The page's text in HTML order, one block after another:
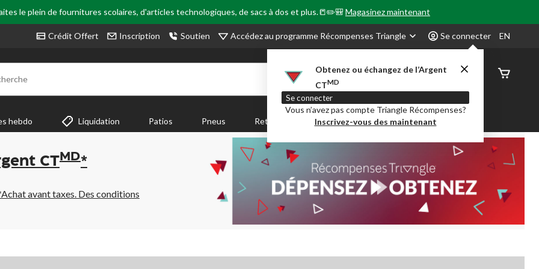
le plein de fournitures scolaires, d'articles technologiques, de sacs à dos et plus.📒✏️🎒Magasinez maintenant
Crédit Offert Inscription Soutien Accédez au programme Récompenses Triangle Se connecter
Obtenez ou échangez de l’Argent
CTMD
Se connecter
Vous n’avez pas compte Triangle Récompenses?
Inscrivez-vous des maintenant
EN
État de
hebdo Liquidation Patios Pneus Retour en Classe Party City Centre-auto
CT MD*
avant taxes. Des conditions